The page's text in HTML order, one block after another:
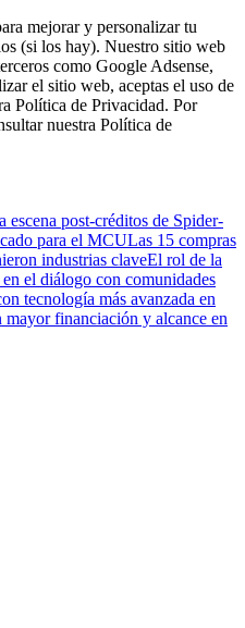
mejorar y personalizar tu
(si los hay). Nuestro sitio web
como Google Adsense,
el sitio web, aceptas el uso de
Política de Privacidad. Por
nuestra Política de
escena post-créditos de Spider-
para el MCULas 15 compras
industrias claveEl rol de la
el diálogo con comunidades
tecnología más avanzada en
mayor financiación y alcance en